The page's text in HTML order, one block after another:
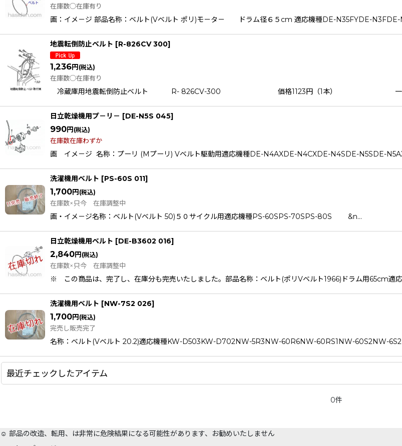
在庫数◯在庫有り
画：イメ－ジ 部品名称：ベルト(Vベルト ポリ)モ－タ－ ドラム径６５cm 適応機種DE-N35FYDE-
地震転倒防止ベルト [R-826CV 300]
1,236円(税込)
在庫数◯在庫有り
冷蔵庫用地震転倒防止ベルト R- 826CV-300 価格1123円（1本） 一台で2
日立乾燥機用プ－リ－ [DE-N5S 045]
990円(税込)
在庫数在庫わずか
画 イメ－ジ 名称：プーリ (Mプーリ) Vベルト駆動用適応機種DE-N4AXDE-N4CXDE-N4SDE-N5SDE-
洗濯機用ベルト [PS-60S 011]
1,700円(税込)
在庫数×只今 在庫調整中
画・イメ－ジ名称：ベルト(Vベルト 50)５０サイクル用適応機種PS-60SPS-70SPS-80S &n…
日立乾燥機用ベルト [DE-B3602 016]
2,840円(税込)
在庫数×只今 在庫調整中
※ この商品は、完了し、在庫分も完売いたしました。部品名称：ベルト(ポリVベルト1966)ドラム用
洗濯機用ベルト [NW-7S2 026]
1,700円(税込)
完売し販売完了
名称：ベルト(Vベルト 20.2)適応機種KW-D503KW-D702NW-5R3NW-60R6NW-60RS1NW-60S2NW-
最近チェックしたアイテム
0件
☺️ 部品の改造、転用、は非常に危険結果になる可能性があります、お勧めいたしません